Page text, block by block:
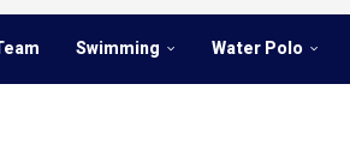
Swimming Water Polo